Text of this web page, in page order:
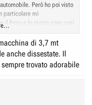
Però ho poi visto
particolare mi
il freno e lo sterzo sono così
pazienza, ma temo di
chiunque avesse
di 3,7 mt
anche dissestate. Il
trovato adorabile